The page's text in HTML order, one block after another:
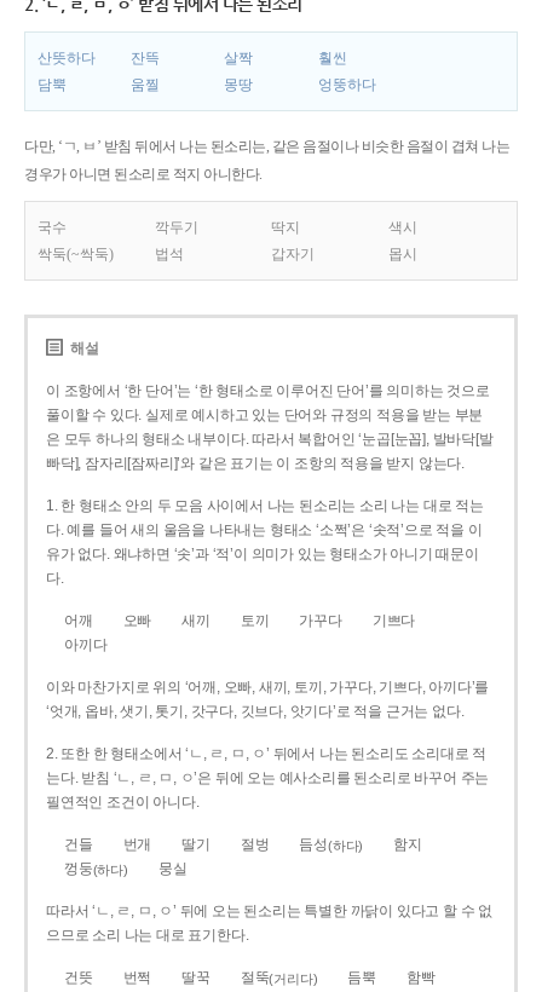
산뜻하다 잔뜩 살짝
훨씬
담뿍
움찔 몽땅 엉뚱하다
다만, ‘ㄱ, ㅂ’ 받침 뒤에서 나는 된소리는, 같은 음절이나 비슷한 음절이 겹쳐 나는
경우가 아니면 된소리로 적지 아니한다.
국수 깍두기 딱지
색시
싹둑(~싹둑)
법석 갑자기 몹시
해설
이 조항에서 ‘한 단어’는 ‘한 형태소로 이루어진 단어’를 의미하는 것으로
풀이할 수 있다. 실제로 예시하고 있는 단어와 규정의 적용을 받는 부분
은 모두 하나의 형태소 내부이다. 따라서 복합어인 ‘눈곱[눈꼽], 발바닥[발
빠닥], 잠자리[잠짜리]’와 같은 표기는 이 조항의 적용을 받지 않는다.
1. 한 형태소 안의 두 모음 사이에서 나는 된소리는 소리 나는 대로 적는
다. 예를 들어 새의 울음을 나타내는 형태소 ‘소쩍’은 ‘솟적’으로 적을 이
유가 없다. 왜냐하면 ‘솟’과 ‘적’이 의미가 있는 형태소가 아니기 때문이
다.
어깨 오빠 새끼 토끼 가꾸다
기쁘다
아끼다
이와 마찬가지로 위의 ‘어깨, 오빠, 새끼, 토끼, 가꾸다, 기쁘다, 아끼다’를
‘엇개, 옵바, 샛기, 톳기, 갓구다, 깃브다, 앗기다’로 적을 근거는 없다.
2. 또한 한 형태소에서 ‘ㄴ, ㄹ, ㅁ, ㅇ’ 뒤에서 나는 된소리도 소리대로 적
는다. 받침 ‘ㄴ, ㄹ, ㅁ, ㅇ’은 뒤에 오는 예사소리를 된소리로 바꾸어 주는
필연적인 조건이 아니다.
건들 번개 딸기 절벙 듬성(하다)
함지
껑둥(하다) 뭉실
따라서 ‘ㄴ, ㄹ, ㅁ, ㅇ’ 뒤에 오는 된소리는 특별한 까닭이 있다고 할 수 없
으므로 소리 나는 대로 표기한다.
건뜻 번쩍 딸꾹 절뚝(거리다) 듬뿍
함빡